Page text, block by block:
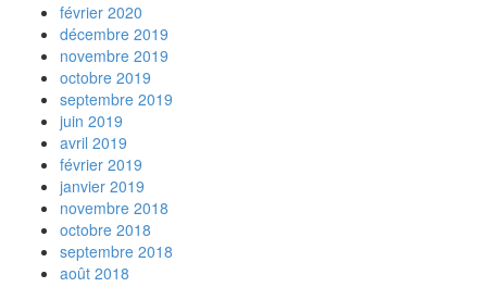
février 2020
décembre 2019
novembre 2019
octobre 2019
septembre 2019
juin 2019
avril 2019
février 2019
janvier 2019
novembre 2018
octobre 2018
septembre 2018
août 2018